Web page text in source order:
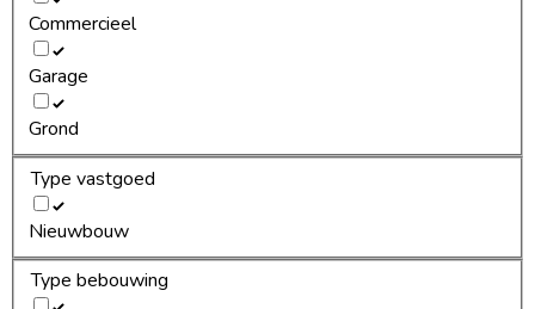
Commercieel
Garage
Grond
Type vastgoed
Nieuwbouw
Type bebouwing